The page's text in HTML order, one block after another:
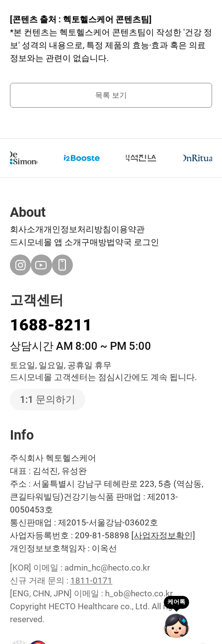
[콘텐츠 출처 : 헥토헬스케어 콘텐츠팀]
*본 컨텐츠는 헥토헬스케어 콘텐츠팀이 작성한 '건강 정
보' 성격의 내용으로, 특정 제품의 효능·효과 혹은 의료
정보와는 관련이 없습니다.
목록 보기
About
회사소개개인정보처리방침이용약관
드시모네몰 앱 소개구매방법약국 로그인
고객센터
1688-8211
상담시간 AM 8:00 ~ PM 5:00
토요일, 일요일, 공휴일 휴무
드시모네몰 고객센터는 점심시간에도 계속 됩니다.
1:1 문의하기
Info
주식회사 헥토헬스케어
대표 : 김석진, 유성완
주소 : 서울특별시 강남구 테헤란로 223, 5층 (역삼동,
큰길타워빌딩)건강기능식품 판매업 : 제2013-
0050453호
통신판매업 : 제2015-서울강남-03602호
사업자등록번호 : 209-81-58898 [사업자정보확인]
개인정보보호책임자 : 이옥선
[KOR] 이메일 : admin_hc@hecto.co.kr
신규 거래 문의 : 1811-0171
[ENG, CHN, JPN] 이메일 : h_ob@hecto.co.kr
Copyright HECTO Healthcare co., Ltd. All right
reserved.